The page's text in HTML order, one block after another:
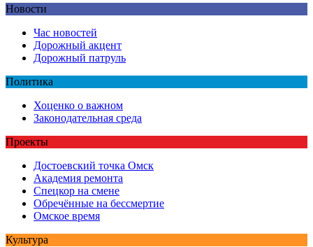
Новости
Час новостей
Дорожный акцент
Дорожный патруль
Политика
Хоценко о важном
Законодательная среда
Проекты
Достоевский точка Омск
Академия ремонта
Спецкор на смене
Обречённые на бессмертие
Омское время
Культура